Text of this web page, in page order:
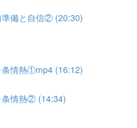
準備と自信② (20:30)
条情熱①mp4 (16:12)
条情熱② (14:34)